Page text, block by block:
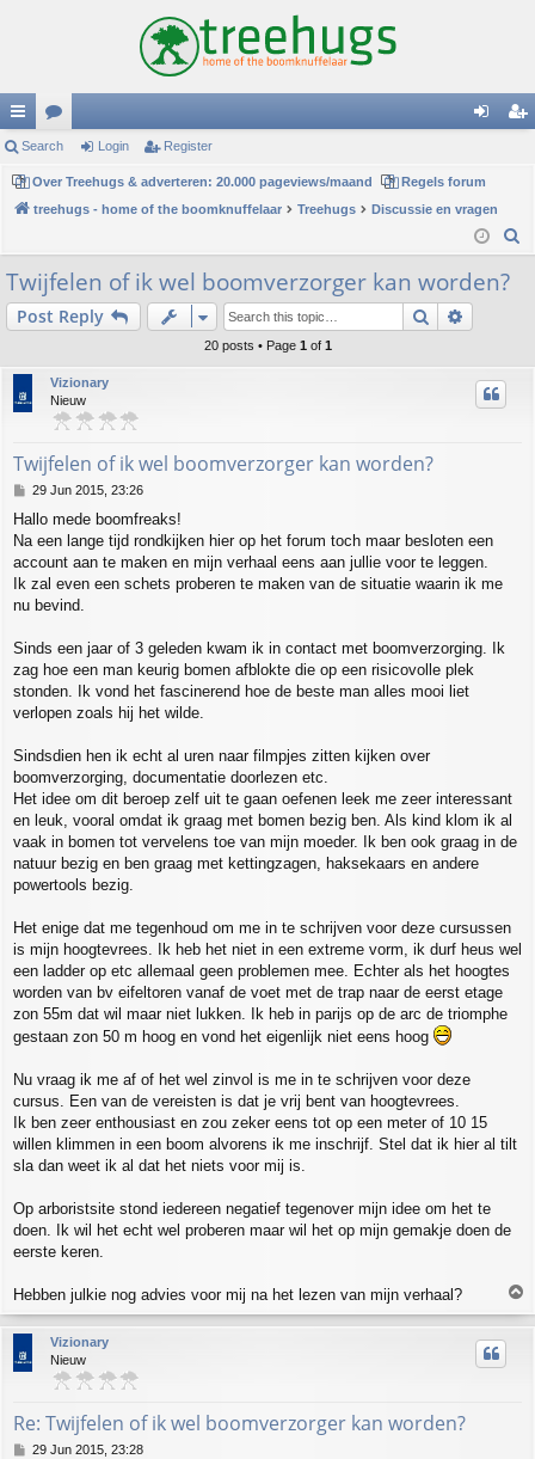
ui
ck
lin
ks
or
u
m
s
in
Search Login Register
Over Treehugs & adverteren: 20.000 pageviews/maand
Regels forum
treehugs - home of the boomknuffelaar
Treehugs
Discussie en vragen
h
Twijfelen of ik wel boomverzorger kan worden?
Post Reply Search
20 posts • Page 1 of 1
Vizionary
Nieuw
Twijfelen of ik wel boomverzorger kan worden?
P
s
t
29 Jun 2015, 23:26
Hallo mede boomfreaks!
Na een lange tijd rondkijken hier op het forum toch maar besloten een
account aan te maken en mijn verhaal eens aan jullie voor te leggen.
Ik zal even een schets proberen te maken van de situatie waarin ik me
nu bevind.
Sinds een jaar of 3 geleden kwam ik in contact met boomverzorging. Ik
zag hoe een man keurig bomen afblokte die op een risicovolle plek
stonden. Ik vond het fascinerend hoe de beste man alles mooi liet
verlopen zoals hij het wilde.
Sindsdien hen ik echt al uren naar filmpjes zitten kijken over
boomverzorging, documentatie doorlezen etc.
Het idee om dit beroep zelf uit te gaan oefenen leek me zeer interessant
en leuk, vooral omdat ik graag met bomen bezig ben. Als kind klom ik al
vaak in bomen tot vervelens toe van mijn moeder. Ik ben ook graag in de
natuur bezig en ben graag met kettingzagen, haksekaars en andere
powertools bezig.
Het enige dat me tegenhoud om me in te schrijven voor deze cursussen
is mijn hoogtevrees. Ik heb het niet in een extreme vorm, ik durf heus wel
een ladder op etc allemaal geen problemen mee. Echter als het hoogtes
worden van bv eifeltoren vanaf de voet met de trap naar de eerst etage
zon 55m dat wil maar niet lukken. Ik heb in parijs op de arc de triomphe
gestaan zon 50 m hoog en vond het eigenlijk niet eens hoog
Nu vraag ik me af of het wel zinvol is me in te schrijven voor deze
cursus. Een van de vereisten is dat je vrij bent van hoogtevrees.
Ik ben zeer enthousiast en zou zeker eens tot op een meter of 10 15
willen klimmen in een boom alvorens ik me inschrijf. Stel dat ik hier al tilt
sla dan weet ik al dat het niets voor mij is.
Op arboristsite stond iedereen negatief tegenover mijn idee om het te
doen. Ik wil het echt wel proberen maar wil het op mijn gemakje doen de
eerste keren.
Hebben julkie nog advies voor mij na het lezen van mijn verhaal?
o
p
Vizionary
Nieuw
Re: Twijfelen of ik wel boomverzorger kan worden?
P29 Jun 2015, 23:28